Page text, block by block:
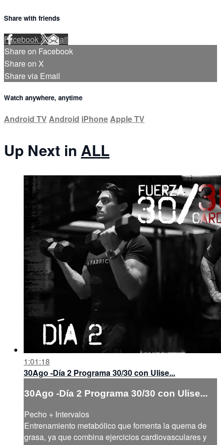
Share with friends
FacebookXEmail
Share on Facebook
Share on X
Share via Email
Watch anywhere, anytime
Android TV Android iPhoneApple TV
Up Next in ALL
1:01:18
30Ago -Día 2 Programa 30/30 con Ulise...
30Ago -Día 2 Programa 30/30 con Ulise...
Pecho + Intervalos
Entrenamiento metabólico que fomenta la quema de
grasa, ya que combina ejercicios cardiovasculares y